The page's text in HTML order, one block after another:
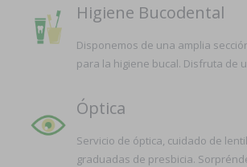
Higiene Bucodental
Disponemos de una amplia
para la higiene bucal. Disfruta de
Óptica
Servicio de óptica, cuidado de
graduadas de presbicia.